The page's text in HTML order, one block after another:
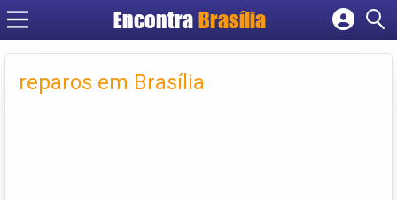
EncontraBrasília
Cadastrar empresa
Criar conta
reparos em Brasília